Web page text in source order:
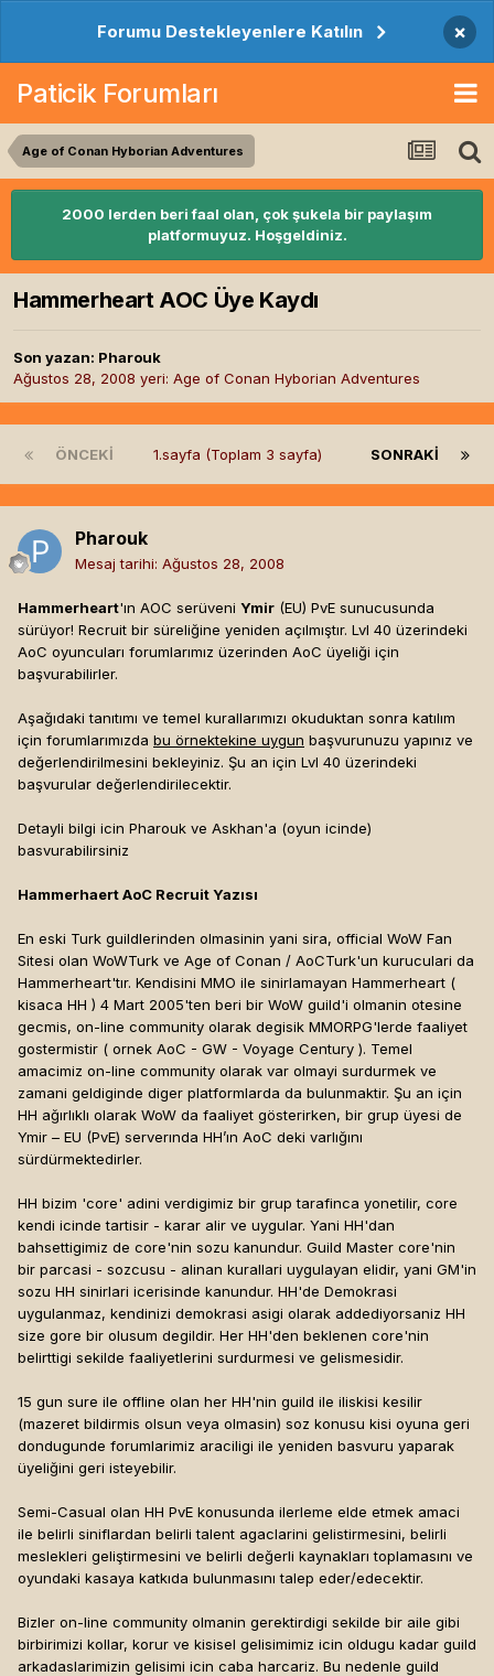
Forumu Destekleyenlere Katılın ×
Paticik Forumları
Age of Conan Hyborian Adventures
2000 lerden beri faal olan, çok şukela bir paylaşım
platformuyuz. Hoşgeldiniz.
Hammerheart AOC Üye Kaydı
Son yazan: Pharouk
Ağustos 28, 2008 yeri: Age of Conan Hyborian Adventures
ÖNCEKI SONRAKI
1.sayfa (Toplam 3 sayfa)
Pharouk
Mesaj tarihi: Ağustos 28, 2008
Hammerheart'ın AOC serüveni Ymir (EU) PvE sunucusunda
sürüyor! Recruit bir süreliğine yeniden açılmıştır. Lvl 40 üzerindeki
AoC oyuncuları forumlarımız üzerinden AoC üyeliği için
başvurabilirler.
Aşağıdaki tanıtımı ve temel kurallarımızı okuduktan sonra katılım
için forumlarımızda bu örnektekine uygun başvurunuzu yapınız ve
değerlendirilmesini bekleyiniz. Şu an için Lvl 40 üzerindeki
başvurular değerlendirilecektir.
Detayli bilgi icin Pharouk ve Askhan'a (oyun icinde)
basvurabilirsiniz
Hammerhaert AoC Recruit Yazısı
En eski Turk guildlerinden olmasinin yani sira, official WoW Fan
Sitesi olan WoWTurk ve Age of Conan / AoCTurk'un kuruculari da
Hammerheart'tır. Kendisini MMO ile sinirlamayan Hammerheart (
kisaca HH ) 4 Mart 2005'ten beri bir WoW guild'i olmanin otesine
gecmis, on-line community olarak degisik MMORPG'lerde faaliyet
gostermistir ( ornek AoC - GW - Voyage Century ). Temel
amacimiz on-line community olarak var olmayi surdurmek ve
zamani geldiginde diger platformlarda da bulunmaktir. Şu an için
HH ağırlıklı olarak WoW da faaliyet gösterirken, bir grup üyesi de
Ymir – EU (PvE) serverında HH’ın AoC deki varlığını
sürdürmektedirler.
HH bizim 'core' adini verdigimiz bir grup tarafinca yonetilir, core
kendi icinde tartisir - karar alir ve uygular. Yani HH'dan
bahsettigimiz de core'nin sozu kanundur. Guild Master core'nin
bir parcasi - sozcusu - alinan kurallari uygulayan elidir, yani GM'in
sozu HH sinirlari icerisinde kanundur. HH'de Demokrasi
uygulanmaz, kendinizi demokrasi asigi olarak addediyorsaniz HH
size gore bir olusum degildir. Her HH'den beklenen core'nin
belirttigi sekilde faaliyetlerini surdurmesi ve gelismesidir.
15 gun sure ile offline olan her HH'nin guild ile iliskisi kesilir
(mazeret bildirmis olsun veya olmasin) soz konusu kisi oyuna geri
dondugunde forumlarimiz araciligi ile yeniden basvuru yaparak
üyeliğini geri isteyebilir.
Semi-Casual olan HH PvE konusunda ilerleme elde etmek amaci
ile belirli siniflardan belirli talent agaclarini gelistirmesini, belirli
meslekleri geliştirmesini ve belirli değerli kaynakları toplamasını ve
oyundaki kasaya katkıda bulunmasını talep eder/edecektir.
Bizler on-line community olmanin gerektirdigi sekilde bir aile gibi
birbirimizi kollar, korur ve kisisel gelisimimiz icin oldugu kadar guild
arkadaslarimizin gelisimi icin caba harcariz. Bu nedenle guild